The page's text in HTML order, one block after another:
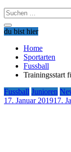
Suchen
nach:
du bist hier
Home
Sportarten
Fussball
Trainingsstart
Fussball Junioren
17. Januar 201917.